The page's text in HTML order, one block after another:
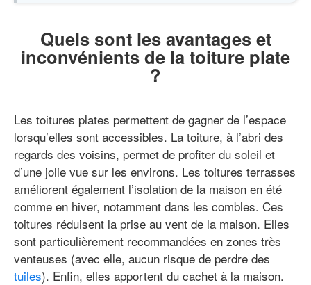
Quels sont les avantages et
inconvénients de la toiture plate
?
Les toitures plates permettent de gagner de l’espace
lorsqu’elles sont accessibles. La toiture, à l’abri des
regards des voisins, permet de profiter du soleil et
d’une jolie vue sur les environs. Les toitures terrasses
améliorent également l’isolation de la maison en été
comme en hiver, notamment dans les combles. Ces
toitures réduisent la prise au vent de la maison. Elles
sont particulièrement recommandées en zones très
venteuses (avec elle, aucun risque de perdre des
tuiles). Enfin, elles apportent du cachet à la maison.